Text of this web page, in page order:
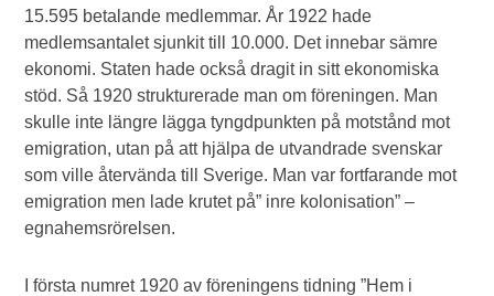
15.595 betalande medlemmar. År 1922 hade
medlemsantalet sjunkit till 10.000. Det innebar sämre
ekonomi. Staten hade också dragit in sitt ekonomiska
stöd. Så 1920 strukturerade man om föreningen. Man
skulle inte längre lägga tyngdpunkten på motstånd mot
emigration, utan på att hjälpa de utvandrade svenskar
som ville återvända till Sverige. Man var fortfarande mot
emigration men lade krutet på” inre kolonisation” –
egnahemsrörelsen.
I första numret 1920 av föreningens tidning ”Hem i